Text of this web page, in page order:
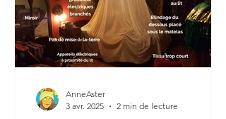
AnneAster
3 avr. 2025
2 min de lecture